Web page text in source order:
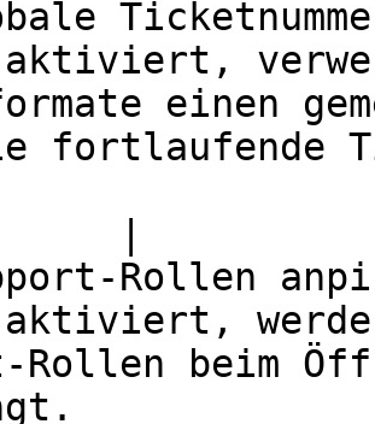
aktiviert,
einen
fortlaufende
|
Rollen
aktiviert,
Rollen beim